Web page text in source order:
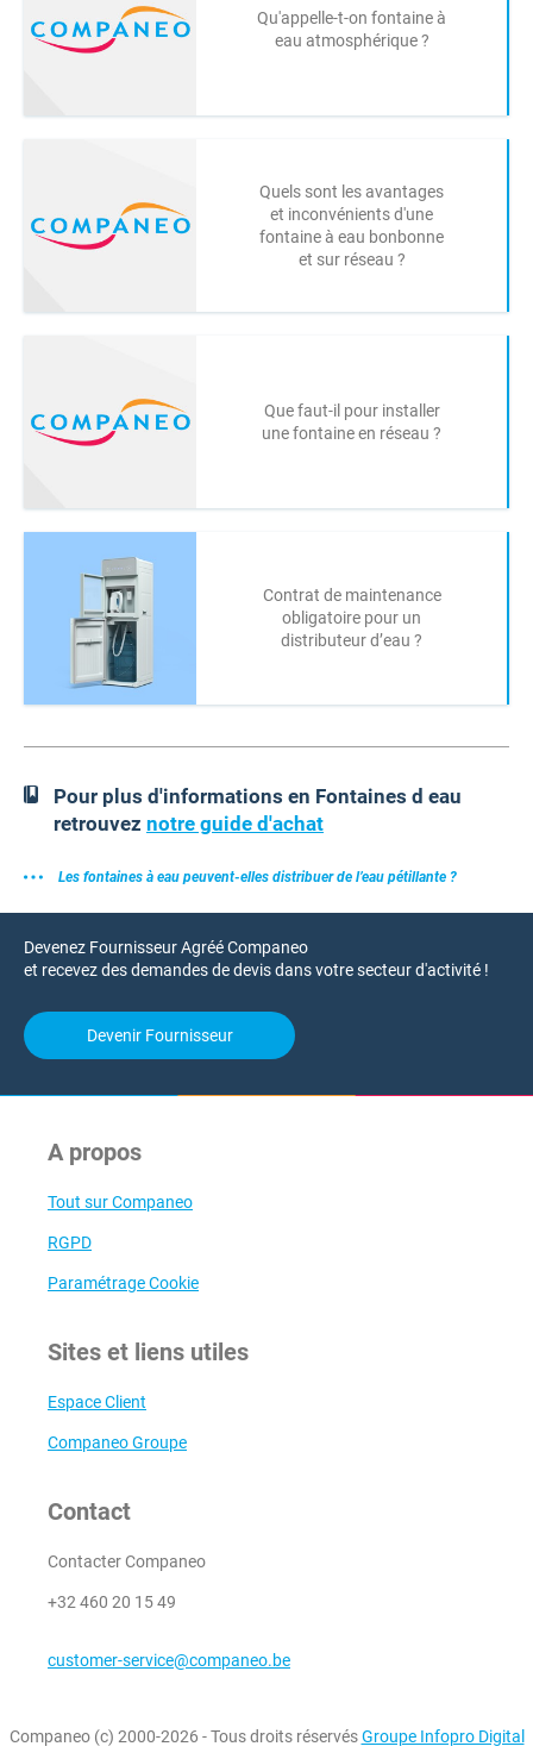
Qu'appelle-t-on fontaine à
eau atmosphérique ?
Quels sont les avantages
et inconvénients d'une
fontaine à eau bonbonne
et sur réseau ?
Que faut-il pour installer
une fontaine en réseau ?
Contrat de maintenance
obligatoire pour un
distributeur d’eau ?
Pour plus d'informations en Fontaines d eau
retrouvez notre guide d'achat
Les fontaines à eau peuvent-elles distribuer de l’eau pétillante ?
Devenez Fournisseur Agréé Companeo
et recevez des demandes de devis dans votre secteur d'activité !
Devenir Fournisseur
A propos
Tout sur Companeo
RGPD
Paramétrage Cookie
Sites et liens utiles
Espace Client
Companeo Groupe
Contact
Contacter Companeo
+32 460 20 15 49
customer-service@companeo.be
Companeo (c) 2000-2026 - Tous droits réservésGroupe Infopro Digital